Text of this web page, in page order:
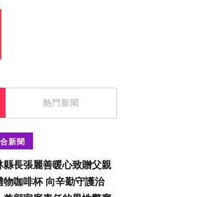
熱門新聞
新聞
縣長張麗善暖心致贈父親
物咖啡杯 向辛勤守護治